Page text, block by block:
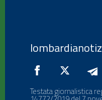
Testata giornalistica